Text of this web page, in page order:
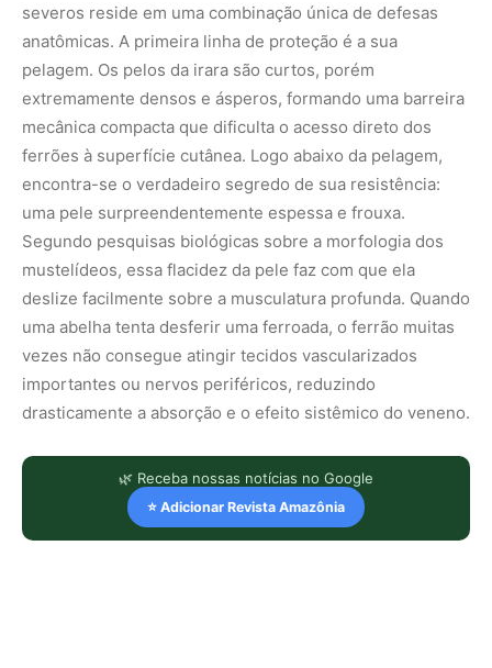
severos reside em uma combinação única de defesas
anatômicas. A primeira linha de proteção é a sua
pelagem. Os pelos da irara são curtos, porém
extremamente densos e ásperos, formando uma barreira
mecânica compacta que dificulta o acesso direto dos
ferrões à superfície cutânea. Logo abaixo da pelagem,
encontra-se o verdadeiro segredo de sua resistência:
uma pele surpreendentemente espessa e frouxa.
Segundo pesquisas biológicas sobre a morfologia dos
mustelídeos, essa flacidez da pele faz com que ela
deslize facilmente sobre a musculatura profunda. Quando
uma abelha tenta desferir uma ferroada, o ferrão muitas
vezes não consegue atingir tecidos vascularizados
importantes ou nervos periféricos, reduzindo
drasticamente a absorção e o efeito sistêmico do veneno.
🌿 Receba nossas notícias no Google
⭐ Adicionar Revista Amazônia